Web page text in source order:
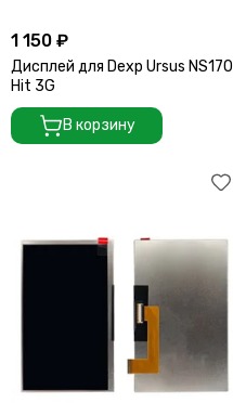
1 150 ₽
Дисплей для Dexp Ursus NS170
Hit 3G
В корзину